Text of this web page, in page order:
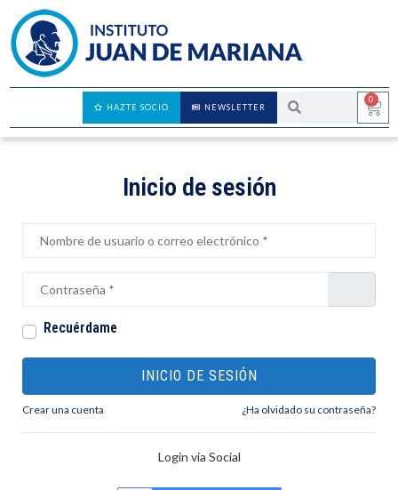
0
NEWSLETTER
HAZTE SOCIO
Inicio de sesión
Recuérdame
INICIO DE SESIÓN
Crear una cuenta ¿Ha olvidado su contraseña?
Login via Social